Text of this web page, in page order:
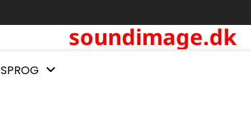
soundimage.dk
SPROG